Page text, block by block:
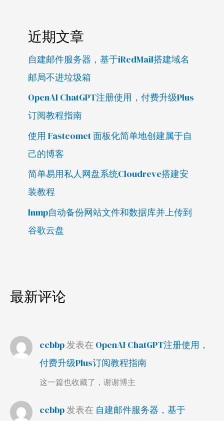
近期文章
自建邮件服务器，基于iRedMail搭建域名
邮局不进垃圾箱
OpenAI ChatGPT注册使用，付费升级Plus
订阅教程指南
使用 Fastcomet 面板化简单地创建属于自
己的博客
简单易用私人网盘系统Cloudreve搭建安
装教程
lnmp自动备份网站文件和数据库并上传到
谷歌云盘
最新评论
ccbbp发表在 OpenAI ChatGPT注册使用，
付费升级Plus订阅教程指南
这一篇也收藏了，谢谢博主
ccbbp发表在 自建邮件服务器，基于